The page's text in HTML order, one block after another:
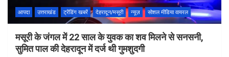
आपदा उत्तराखंड ट्रेंडिंग खबरें देहरादून/मसूरी न्यूज़ सोशल मीडिया वायरल
मसूरी के जंगल में 22 साल के युवक का शव मिलने से सनसनी,
सुमित पाल की देहरादून में दर्ज थी गुमशुदगी